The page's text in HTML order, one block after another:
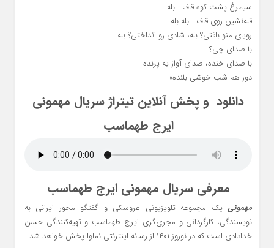
سیمرغ پشت کوه قاف… بله
قله‌نشین روی قاف… بله بله
رویای منو بافتی؟ بله، شادی رو انداختی؟ بله
با صدای چی؟
با صدای خنده، صدای آواز یه پرنده
دور هم شب خوشی بلنده»
دانلود و پخش آنلاین تیتراژ سریال مهمونی
ایرج طهماسب
معرفی سریال مهمونی ایرج طهماسب
مهمونییک مجموعه تلویزیونی عروسکی و گفتگو محور ایرانی به
نویسندگی، کارگردانی و مجری‌گری ایرج طهماسب و تهیه‌کنندگی حسن
خدادادی است که در نوروز ۱۴۰۱ از رسانه اینترنتی نماوا پخش خواهد شد.